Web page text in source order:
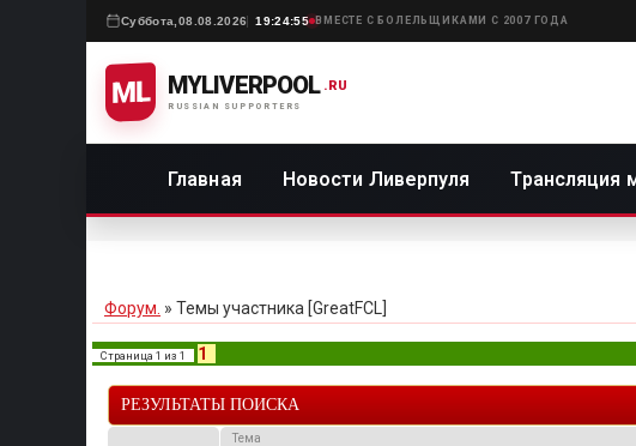
Суббота, 08.08.2026 19:24:55 ВМЕСТЕ С БОЛЕЛЬЩИКАМИ С 2007 ГОДА
ML MYLIVERPOOL
RUSSIAN SUPPORTERS
.RU
Главная Новости Ливерпуля Трансляция
Форум. » Темы участника [GreatFCL]
Страница 1 из 1 1
РЕЗУЛЬТАТЫ ПОИСКА
Тема